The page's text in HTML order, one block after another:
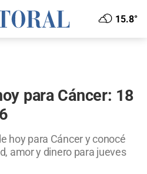
15.8°
para Cáncer: 18
hoy para Cáncer y conocé
amor y dinero para jueves